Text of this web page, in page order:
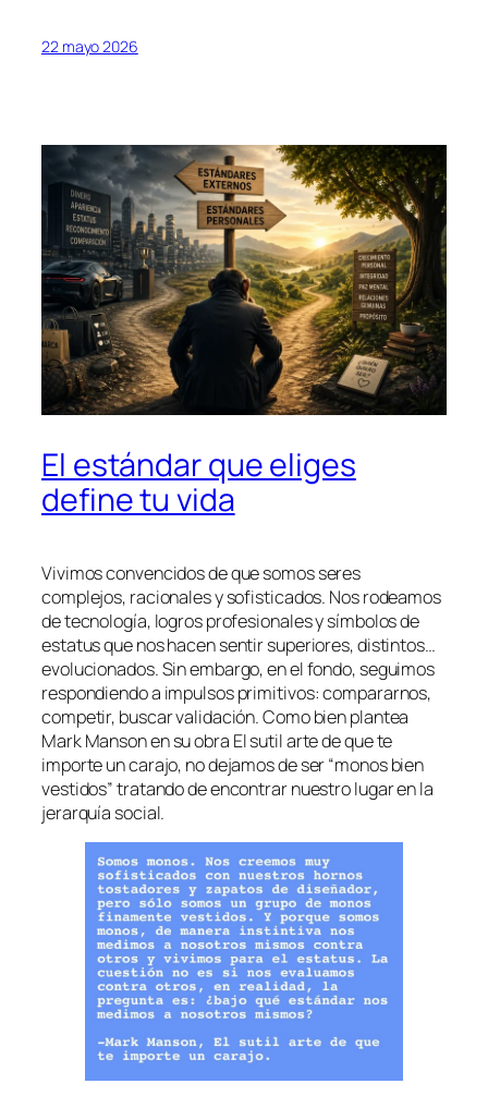
22 mayo 2026
El estándar que eliges
define tu vida
Vivimos convencidos de que somos seres
complejos, racionales y sofisticados. Nos rodeamos
de tecnología, logros profesionales y símbolos de
estatus que nos hacen sentir superiores, distintos…
evolucionados. Sin embargo, en el fondo, seguimos
respondiendo a impulsos primitivos: compararnos,
competir, buscar validación. Como bien plantea
Mark Manson en su obra El sutil arte de que te
importe un carajo, no dejamos de ser “monos bien
vestidos” tratando de encontrar nuestro lugar en la
jerarquía social.